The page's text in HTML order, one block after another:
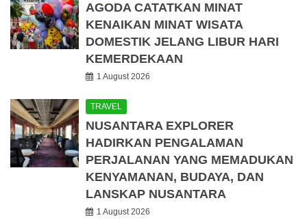
AGODA CATATKAN MINAT
KENAIKAN MINAT WISATA
DOMESTIK JELANG LIBUR HARI
KEMERDEKAAN
1 August 2026
TRAVEL
NUSANTARA EXPLORER
HADIRKAN PENGALAMAN
PERJALANAN YANG MEMADUKAN
KENYAMANAN, BUDAYA, DAN
LANSKAP NUSANTARA
1 August 2026